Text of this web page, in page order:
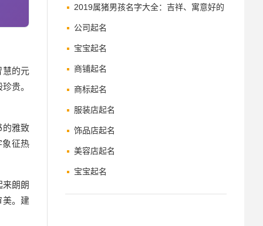
慧的元
贵。
的雅致
象征热
朗朗
美。建
名字及寓意解析
2019属猪男孩名字大全：吉祥、寓意好的
名字推荐
公司起名
宝宝起名
商铺起名
商标起名
服装店起名
饰品店起名
美容店起名
宝宝起名